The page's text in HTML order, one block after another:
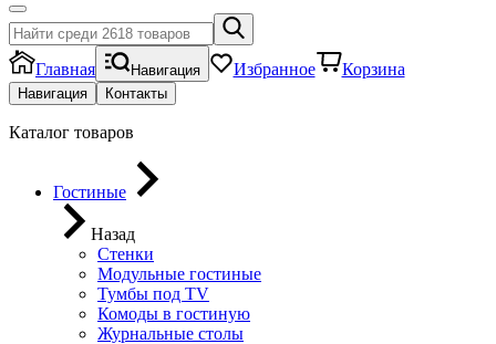
Главная Навигация Избранное Корзина
Навигация Контакты
Каталог товаров
Гостиные
Назад
Стенки
Модульные гостиные
Тумбы под ТV
Комоды в гостиную
Журнальные столы